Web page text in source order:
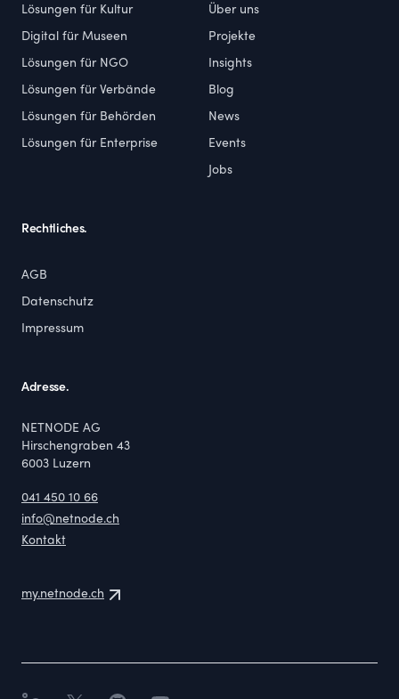
Lösungen für Kultur
Digital für Museen
Lösungen für NGO
Lösungen für Verbände
Lösungen für Behörden
Lösungen für Enterprise
Über uns
Projekte
Insights
Blog
News
Events
Jobs
Rechtliches.
AGB
Datenschutz
Impressum
Adresse.
NETNODE AG
Hirschengraben 43
6003 Luzern
041 450 10 66
info@netnode.ch
Kontakt
my.netnode.ch